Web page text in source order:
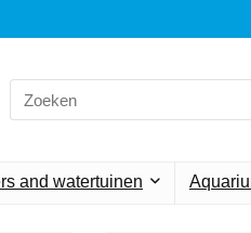
Search
for:
and watertuinen